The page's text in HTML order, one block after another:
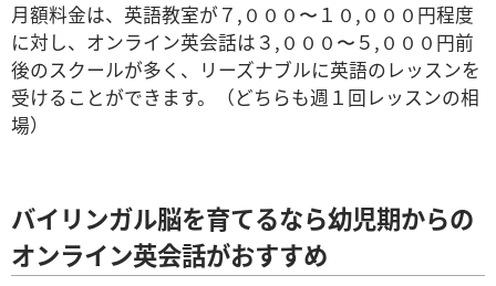
月額料金は、英語教室が７,０００〜１０,０００円程度
に対し、オンライン英会話は３,０００〜５,０００円前
後のスクールが多く、リーズナブルに英語のレッスンを
受けることができます。（どちらも週１回レッスンの相
場）
バイリンガル脳を育てるなら幼児期からの
オンライン英会話がおすすめ